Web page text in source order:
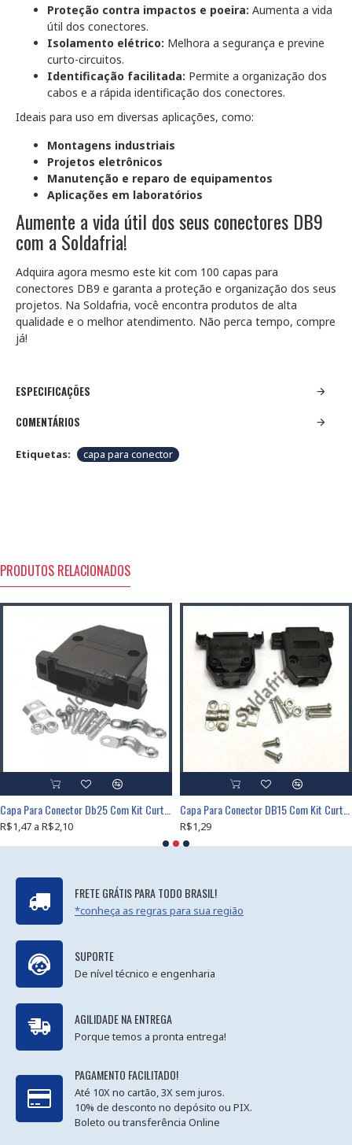
Proteção contra impactos e poeira: Aumenta a vida
útil dos conectores.
Isolamento elétrico: Melhora a segurança e previne
curto-circuitos.
Identificação facilitada: Permite a organização dos
cabos e a rápida identificação dos conectores.
Ideais para uso em diversas aplicações, como:
Montagens industriais
Projetos eletrônicos
Manutenção e reparo de equipamentos
Aplicações em laboratórios
Aumente a vida útil dos seus conectores DB9
com a Soldafria!
Adquira agora mesmo este kit com 100 capas para
conectores DB9 e garanta a proteção e organização dos seus
projetos. Na Soldafria, você encontra produtos de alta
qualidade e o melhor atendimento. Não perca tempo, compre
já!
ESPECIFICAÇÕES
COMENTÁRIOS
Etiquetas: capa para conector
PRODUTOS RELACIONADOS
R$1,47 a R$2,10 R$1,29
FRETE GRÁTIS PARA TODO BRASIL!
*conheça as regras para sua região
SUPORTE
De nível técnico e engenharia
AGILIDADE NA ENTREGA
Porque temos a pronta entrega!
PAGAMENTO FACILITADO!
Até 10X no cartão, 3X sem juros.
10% de desconto no depósito ou PIX.
Boleto ou transferência Online